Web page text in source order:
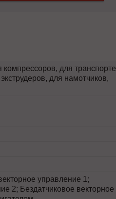
для
для намотчиков,
управление 1;
2; Бездатчиковое векторное